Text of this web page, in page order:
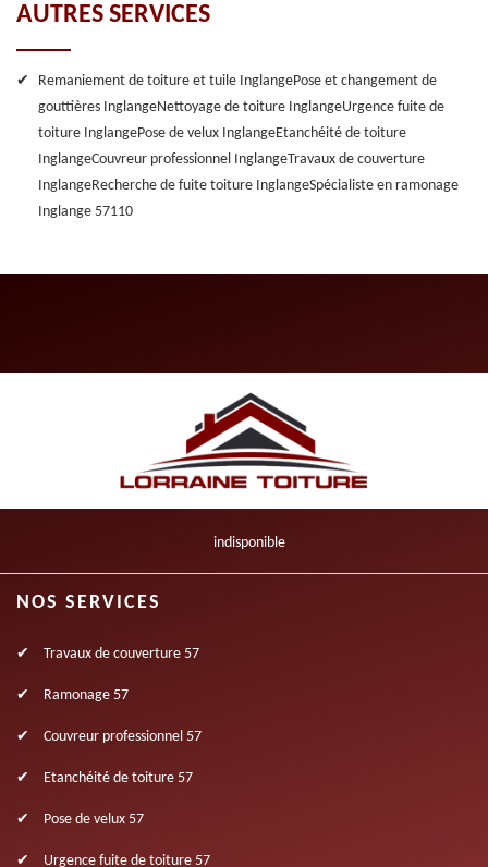
AUTRES SERVICES
Remaniement de toiture et tuile InglangePose et changement de
gouttières InglangeNettoyage de toiture InglangeUrgence fuite de
toiture InglangePose de velux InglangeEtanchéité de toiture
InglangeCouvreur professionnel InglangeTravaux de couverture
InglangeRecherche de fuite toiture InglangeSpécialiste en ramonage
Inglange 57110
indisponible
NOS SERVICES
Travaux de couverture 57
Ramonage 57
Couvreur professionnel 57
Etanchéité de toiture 57
Pose de velux 57
Urgence fuite de toiture 57